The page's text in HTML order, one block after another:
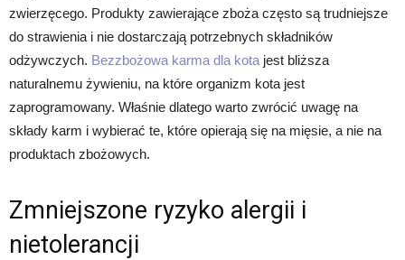
zwierzęcego. Produkty zawierające zboża często są trudniejsze
do strawienia i nie dostarczają potrzebnych składników
odżywczych. Bezzbożowa karma dla kota jest bliższa
naturalnemu żywieniu, na które organizm kota jest
zaprogramowany. Właśnie dlatego warto zwrócić uwagę na
składy karm i wybierać te, które opierają się na mięsie, a nie na
produktach zbożowych.
Zmniejszone ryzyko alergii i
nietolerancji